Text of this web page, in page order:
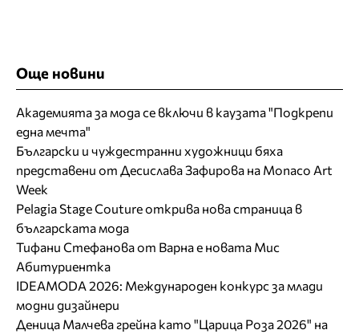
Още новини
Академията за мода се включи в каузата "Подкрепи
една мечта"
Български и чуждестранни художници бяха
представени от Десислава Зафирова на Monaco Art
Week
Pelagia Stage Couture открива нова страница в
българската мода
Тифани Стефанова от Варна е новата Мис
Абитуриентка
IDEAMODA 2026: Международен конкурс за млади
модни дизайнери
Деница Малчева грейна като "Царица Роза 2026" на